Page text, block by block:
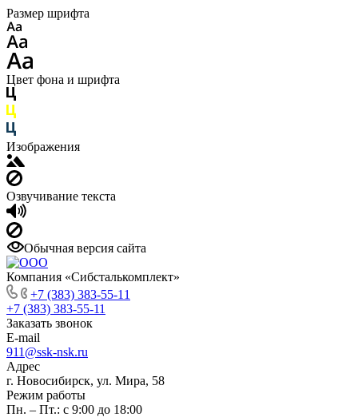
Размер шрифта
Цвет фона и шрифта
Изображения
Озвучивание текста
Обычная версия сайта
Компания «Сибсталькомплект»
+7 (383) 383-55-11
+7 (383) 383-55-11
Заказать звонок
E-mail
911@ssk-nsk.ru
Адрес
г. Новосибирск, ул. Мира, 58
Режим работы
Пн. – Пт.: с 9:00 до 18:00